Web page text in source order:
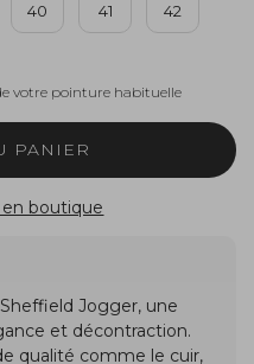
40 41 42
votre pointure habituelle
PANIER
en boutique